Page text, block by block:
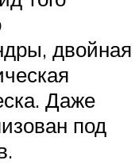
двойная
Даже
под